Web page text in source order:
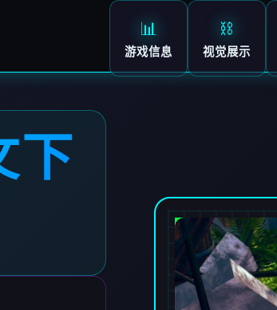
📊
游戏信息
⛓️
视觉展示
下